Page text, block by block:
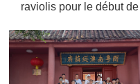
raviolis pour le début de